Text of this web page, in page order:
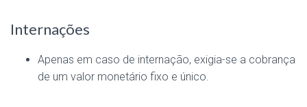
Internações
Apenas em caso de internação, exigia-se a cobrança
de um valor monetário fixo e único.